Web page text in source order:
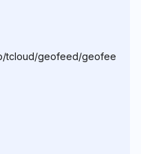
tcloud/geofeed/geofee